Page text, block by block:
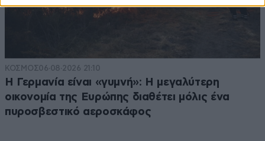
ΚΟΣΜΟΣ06·08·2026 21:10
Η Γερμανία είναι «γυμνή»: Η μεγαλύτερη
οικονομία της Ευρώπης διαθέτει μόλις ένα
πυροσβεστικό αεροσκάφος